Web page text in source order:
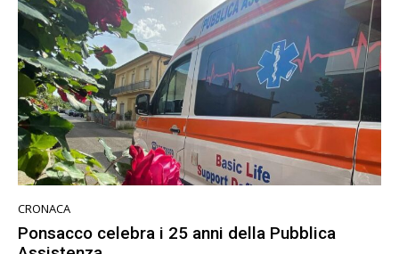
CRONACA
Ponsacco celebra i 25 anni della Pubblica